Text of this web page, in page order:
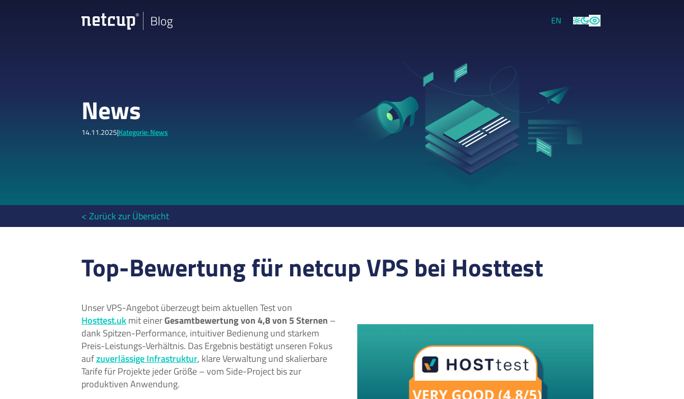
EN HellDunkelHoher Kontrast
News
14.11.2025|Kategorie: News
Zurück zur Übersicht
Top-Bewertung für netcup VPS bei Hosttest
Unser VPS-Angebot überzeugt beim aktuellen Test von
Hosttest.ukmit einerGesamtbewertung von 4,8 von 5 Sternen –
dank Spitzen-Performance, intuitiver Bedienung und starkem
Preis-Leistungs-Verhältnis. Das Ergebnis bestätigt unseren Fokus
aufzuverlässige Infrastruktur, klare Verwaltung und skalierbare
Tarife für Projekte jeder Größe – vom Side-Project bis zur
produktiven Anwendung.